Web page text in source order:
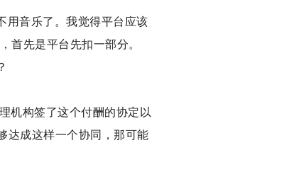
用音乐了。我觉得平台应该
先是平台先扣一部分。
机构签了这个付酬的协定以
达成这样一个协同，那可能